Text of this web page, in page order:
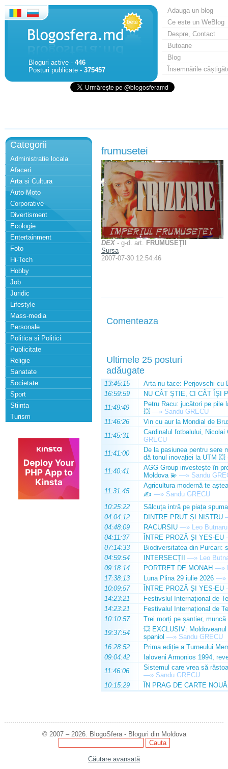
Bloguri active - 446
Posturi publicate - 375457
Adauga un blog
Ce este un WeBlog
Despre, Contact
Butoane
Blog
Însemnările
Categorii
Administratie locala
Afaceri
Arta si Cultura
Auto Moto
Corporative
Divertisment
Ecologie
Entertainment
Foto
Hi-Tech
Hobby
Job
Juridic
Lifestyle
Mass-media
Personale
Politica si Politici
Publicitate
Religie
Sanatate
Societate
Sport
Stiinta
Turism
frumusetei
DEX - g-d. art.
FRUMUSEŢII
Sursa
2007-07-30 12:54:46
Comenteaza
Ultimele 25 posturi
adăugate
13:45:15
Arta nu tace: Perjovschi cu
16:59:59
NU CÂT ȘTIE, CI CÂT ÎȘI
11:49:49
Petru Racu: jucători pe pile
💥 —» Sandu GRECU
11:46:26
Vin cu aur la Mondial de
11:45:31
Cardinalul fotbalului,
GRECU
11:41:00
De la pasiunea pentru sere
dă tonul inovației la UTM 💥
11:40:41
AGG Group investește în
Moldova 💫 —» Sandu
11:31:45
Agricultura modernă te
✍️ —» Sandu GRECU
10:25:22
Sălcuța intră pe piața
04:04:12
DINTRE PRUT ȘI NISTRU
04:48:09
RACURSIU —» Leo Butnaru
04:11:37
ÎNTRE PROZĂ ȘI YES-EU
07:14:33
Biodiversitatea din Purcari:
04:59:54
INTERSECȚII —» Leo
09:18:14
PORTRET DE MONAH —»
17:38:13
Luna Plina 29 iulie 2026 —»
10:09:57
ÎNTRE PROZĂ ȘI YES-EU
14:23:21
Festivslul Internațional de
14:23:21
Festivalul Internațional de
10:10:57
Trei morți pe șantier, muncă
19:37:54
💥 EXCLUSIV:
spaniol —» Sandu GRECU
16:28:52
Prima ediție a Turneului
09:04:42
Ialoveni Armonios 1994,
11:46:06
Sistemul care vrea să
—» Sandu GRECU
10:15:29
ÎN PRAG DE CARTE NOUĂ
© 2007 – 2026. BlogoSfera - Bloguri din Moldova
Căutare avansată